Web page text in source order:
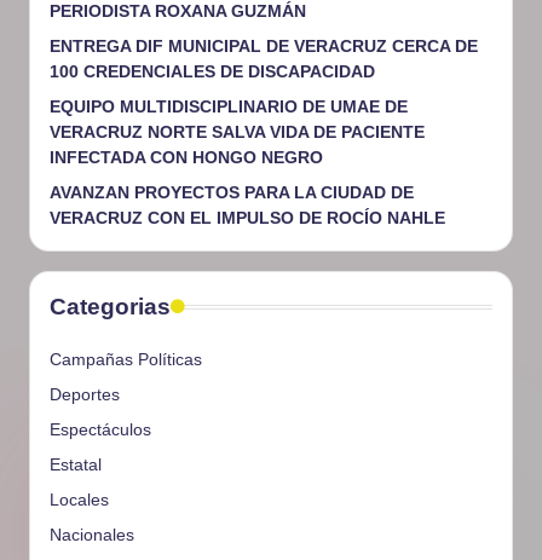
PERIODISTA ROXANA GUZMÁN
ENTREGA DIF MUNICIPAL DE VERACRUZ CERCA DE
100 CREDENCIALES DE DISCAPACIDAD
EQUIPO MULTIDISCIPLINARIO DE UMAE DE
VERACRUZ NORTE SALVA VIDA DE PACIENTE
INFECTADA CON HONGO NEGRO
AVANZAN PROYECTOS PARA LA CIUDAD DE
VERACRUZ CON EL IMPULSO DE ROCÍO NAHLE
Categorias
Campañas Políticas
Deportes
Espectáculos
Estatal
Locales
Nacionales